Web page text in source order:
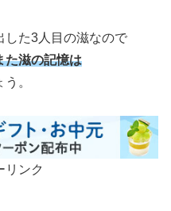
した3人目の滋なので
た滋の記憶は
。
リンク